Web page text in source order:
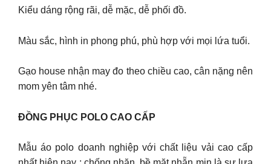
Kiểu dáng rộng rãi, dễ mặc, dễ phối đồ.
Màu sắc, hình in phong phú, phù hợp với mọi lứa tuổi.
Gạo house nhận may đo theo chiều cao, cân nặng nên
mom yên tâm nhé.
ĐỒNG PHỤC POLO CAO CẤP
Mẫu áo polo doanh nghiệp với chất liệu vải cao cấp